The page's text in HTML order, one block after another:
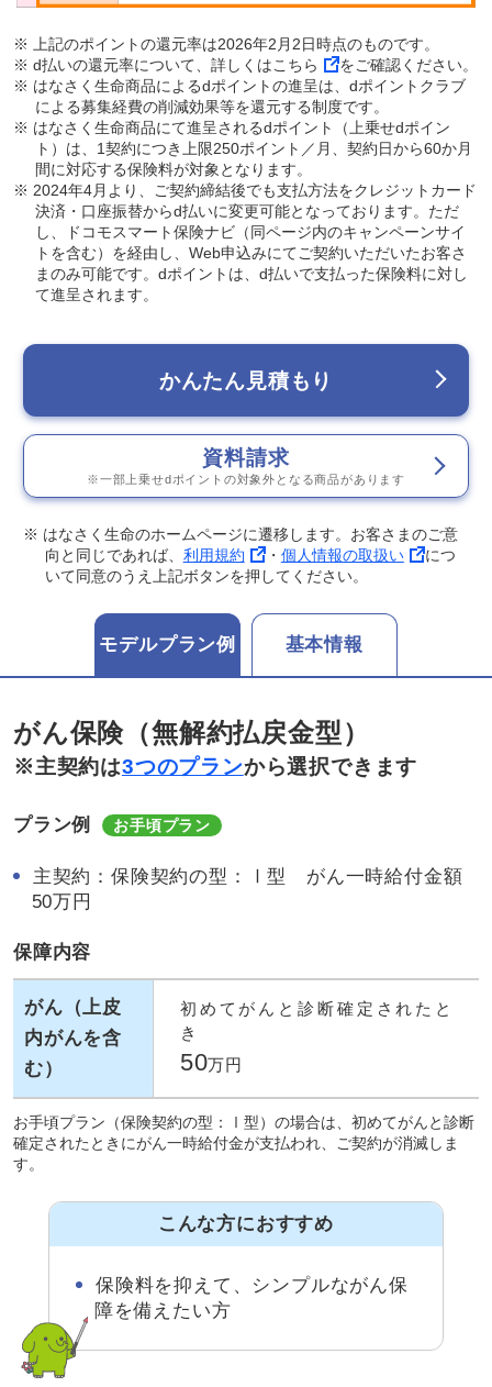
※ 上記のポイントの還元率は2026年2月2日時点のものです。
※ d払いの還元率について、詳しくはこちら
をご確認ください。
※ はなさく生命商品によるdポイントの進呈は、dポイントクラブ
による募集経費の削減効果等を還元する制度です。
※ はなさく生命商品にて進呈されるdポイント（上乗せdポイン
ト）は、1契約につき上限250ポイント／月、契約日から60か月
間に対応する保険料が対象となります。
※ 2024年4月より、ご契約締結後でも支払方法をクレジットカード
決済・口座振替からd払いに変更可能となっております。ただ
し、ドコモスマート保険ナビ（同ページ内のキャンペーンサイ
トを含む）を経由し、Web申込みにてご契約いただいたお客さ
まのみ可能です。dポイントは、d払いで支払った保険料に対し
て進呈されます。
かんたん見積もり
資料請求
※一部上乗せdポイントの対象外となる商品があります
※ はなさく生命のホームページに遷移します。お客さまのご意
向と同じであれば、 利用規約 ・ 個人情報の取扱い
につ
いて同意のうえ上記ボタンを押してください。
モデルプラン例 基本情報
がん保険（無解約払戻金型）
※主契約は3つのプランから選択できます
プラン例 お手頃プラン
主契約：保険契約の型：Ⅰ型 がん一時給付金額
50万円
保障内容
がん（上皮
内がんを含
む）
初めてがんと診断確定されたと
き
50万円
お手頃プラン（保険契約の型：Ⅰ型）の場合は、初めてがんと診断
確定されたときにがん一時給付金が支払われ、ご契約が消滅しま
す。
こんな方におすすめ
保険料を抑えて、シンプルながん保
障を備えたい方